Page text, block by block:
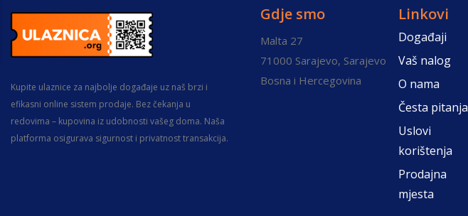
Kupite ulaznice za najbolje događaje uz naš brzi i
efikasni online sistem prodaje. Bez čekanja u
redovima – kupovina iz udobnosti vašeg doma. Naša
platforma osigurava sigurnost i privatnost transakcija.
Gdje smo
Malta 27
71000 Sarajevo, Sarajevo
Bosna i Hercegovina
Linkovi
Događaji
Vaš nalog
O nama
Česta pitanja
Uslovi
korištenja
Prodajna
mjesta